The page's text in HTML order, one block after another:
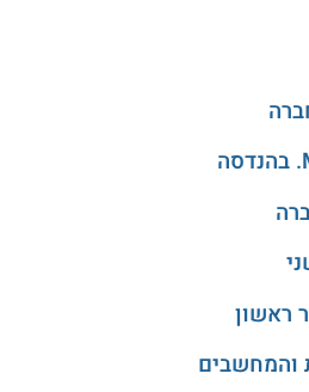
ראשון
והמחשבים